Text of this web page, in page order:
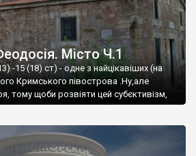
Місто Ч.1
-15 (18) ст) - одне з найцікавіших (на
Кримського півострова .Ну,але
тому щоби розвіяти цей субєктивізм,
це